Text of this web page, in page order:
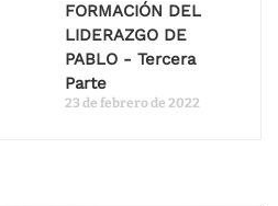
FORMACIÓN DEL
LIDERAZGO DE
PABLO - Tercera
Parte
23 de febrero de 2022